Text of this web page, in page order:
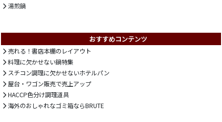
湯煎鍋
おすすめコンテンツ
売れる！書店本棚のレイアウト
料理に欠かせない鍋特集
スチコン調理に欠かせないホテルパン
屋台・ワゴン販売で売上アップ
HACCP色分け調理道具
海外のおしゃれなゴミ箱ならBRUTE